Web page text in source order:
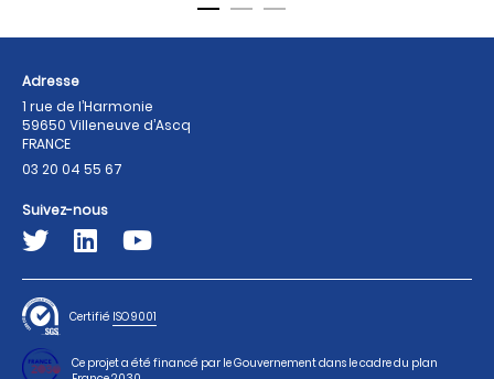
Adresse
1 rue de l’Harmonie
59650 Villeneuve d’Ascq
FRANCE
03 20 04 55 67
Suivez-nous
Certifié ISO 9001
Ce projet a été financé par le Gouvernement dans le cadre du plan